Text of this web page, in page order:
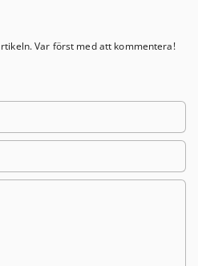
Var först med att kommentera!